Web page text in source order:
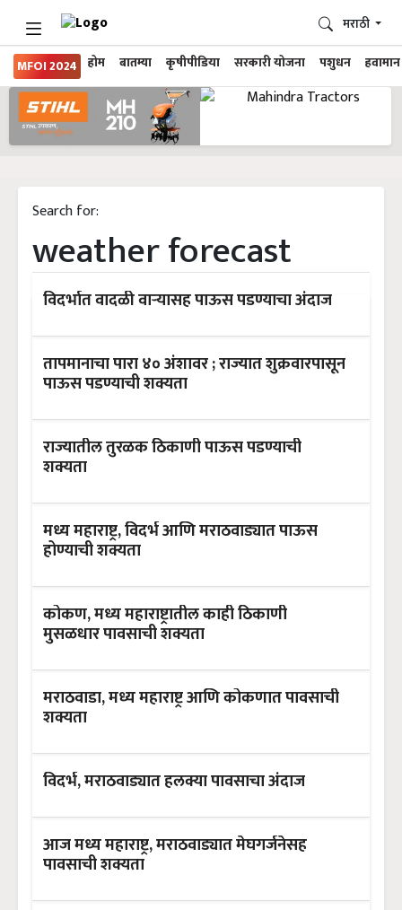
MFOI 2024 होम बातम्या कृषीपीडिया सरकारी योजना पशुधन हवामान
मराठी
Search for:
weather forecast
विदर्भात वादळी वाऱ्यासह पाऊस पडण्याचा अंदाज
तापमानाचा पारा ४० अंशावर ; राज्यात शुक्रवारपासून
पाऊस पडण्याची शक्यता
राज्यातील तुरळक ठिकाणी पाऊस पडण्याची
शक्यता
मध्य महाराष्ट्र, विदर्भ आणि मराठवाड्यात पाऊस
होण्याची शक्यता
कोकण, मध्य महाराष्ट्रातील काही ठिकाणी
मुसळधार पावसाची शक्यता
मराठवाडा, मध्य महाराष्ट्र आणि कोकणात पावसाची
शक्यता
विदर्भ, मराठवाड्यात हलक्या पावसाचा अंदाज
आज मध्य महाराष्ट्र, मराठवाड्यात मेघगर्जनेसह
पावसाची शक्यता